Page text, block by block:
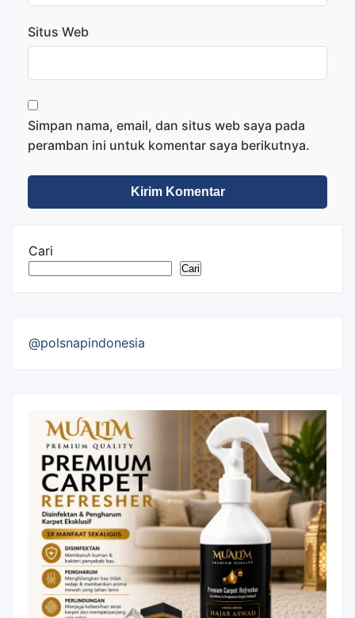
Situs Web
Simpan nama, email, dan situs web saya pada
peramban ini untuk komentar saya berikutnya.
Cari
Cari
@polsnapindonesia